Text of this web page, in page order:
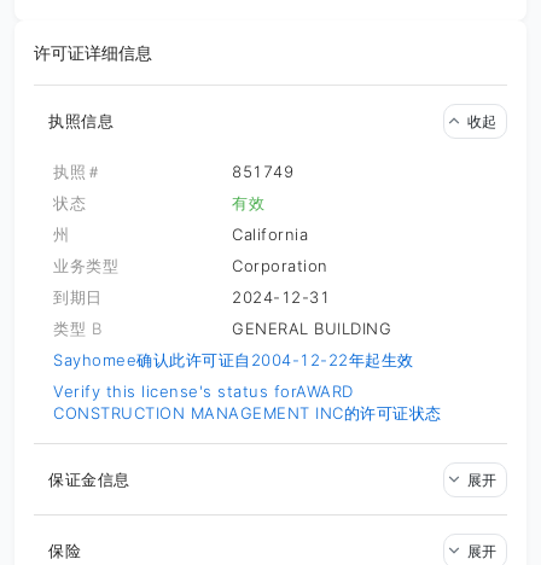
许可证详细信息
执照信息 收起
执照＃
851749
状态
有效
州
California
业务类型
Corporation
到期日
2024-12-31
类型 B
GENERAL BUILDING
Sayhomee确认此许可证自2004-12-22年起生效
Verify this license's status forAWARD
CONSTRUCTION MANAGEMENT INC的许可证状态
保证金信息 展开
保险 展开